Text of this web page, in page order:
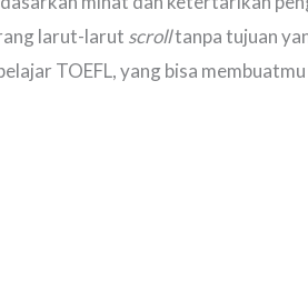
larut-larut scrolltanpa tujuan
TOEFL, yang bisa